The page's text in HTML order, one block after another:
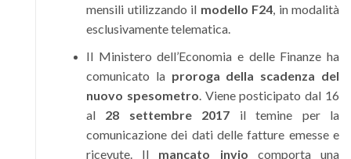
mensili utilizzando il modello F24, in modalità
esclusivamente telematica.
Il Ministero dell’Economia e delle Finanze ha
comunicato la proroga della scadenza del
nuovo spesometro. Viene posticipato dal 16
al 28 settembre 2017 il temine per la
comunicazione dei dati delle fatture emesse e
ricevute. Il mancato invio comporta una